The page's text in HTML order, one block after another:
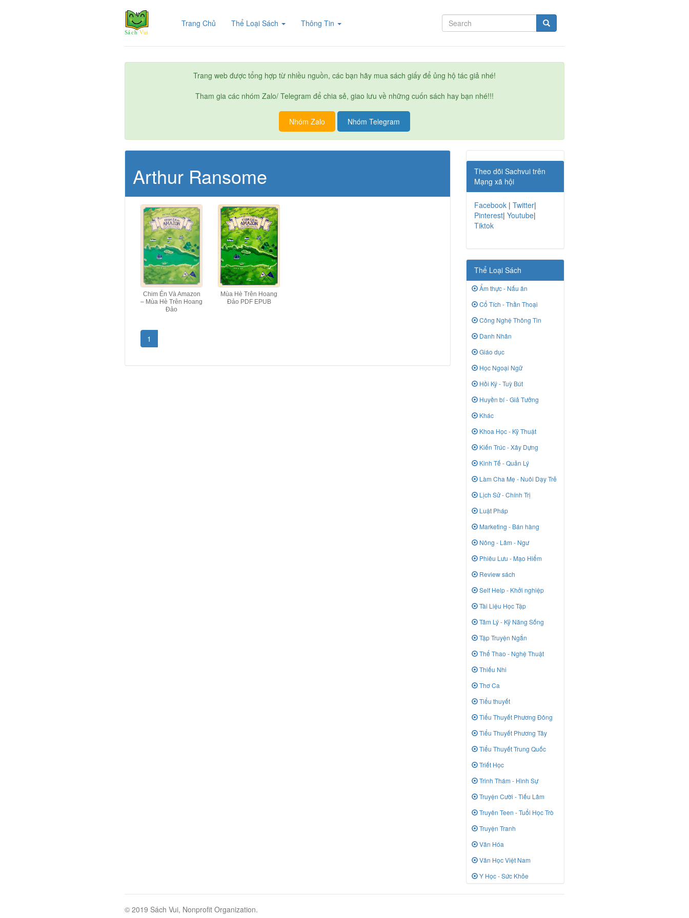
Trang Chủ (current)Thể Loại Sách Thông Tin
Trang web được tổng hợp từ nhiều nguồn, các bạn hãy mua sách giấy để ủng hộ tác giả nhé!
Tham gia các nhóm Zalo/ Telegram để chia sẻ, giao lưu về những cuốn sách hay bạn nhé!!!
Nhóm Zalo Nhóm Telegram
Arthur Ransome
Chim Én Và Amazon
– Mùa Hè Trên Hoang
Đảo
Mùa Hè Trên Hoang
Đảo PDF EPUB
1
Theo dõi Sachvui trên
Mạng xã hội
Facebook | Twitter|
Pinterest| Youtube|
Tiktok
Thể Loại Sách
Ẩm thực - Nấu ăn
Cổ Tích - Thần Thoại
Công Nghệ Thông Tin
Danh Nhân
Giáo dục
Học Ngoại Ngữ
Hồi Ký - Tuỳ Bút
Huyền bí - Giả Tưởng
Khác
Khoa Học - Kỹ Thuật
Kiến Trúc - Xây Dựng
Kinh Tế - Quản Lý
Làm Cha Mẹ - Nuôi Dạy Trẻ
Lịch Sử - Chính Trị
Luật Pháp
Marketing - Bán hàng
Nông - Lâm - Ngư
Phiêu Lưu - Mạo Hiểm
Review sách
Self Help - Khởi nghiệp
Tài Liệu Học Tập
Tâm Lý - Kỹ Năng Sống
Tập Truyện Ngắn
Thể Thao - Nghệ Thuật
Thiếu Nhi
Thơ Ca
Tiểu thuyết
Tiểu Thuyết Phương Đông
Tiểu Thuyết Phương Tây
Tiểu Thuyết Trung Quốc
Triết Học
Trinh Thám - Hình Sự
Truyện Cười - Tiếu Lâm
Truyên Teen - Tuổi Học Trò
Truyện Tranh
Văn Hóa
Văn Học Việt Nam
Y Học - Sức Khỏe
© 2019 Sách Vui, Nonprofit Organization.